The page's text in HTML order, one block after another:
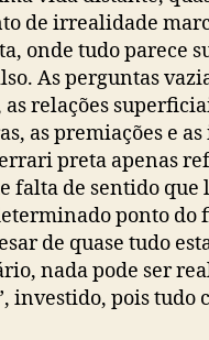
de irrealidade
onde tudo parece
As perguntas
relações
as premiações e
preta apenas
falta de sentido que
ponto do
de quase tudo
nada pode ser
investido, pois tudo